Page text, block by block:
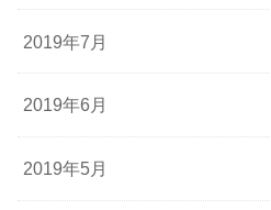
2019年7月
2019年6月
2019年5月